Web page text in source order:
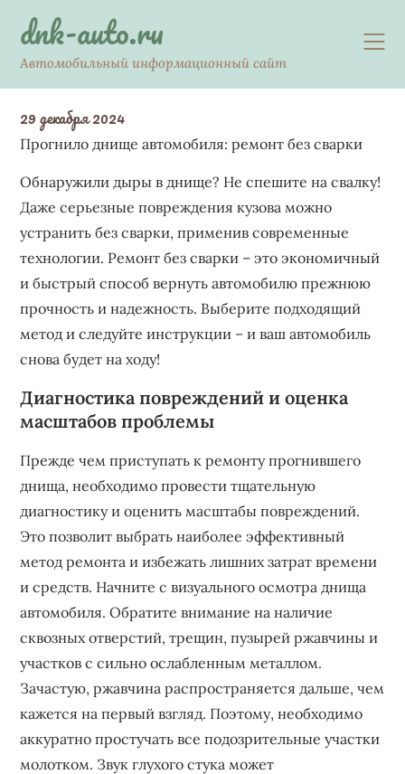
contentdnk-auto.ru
Автомобильный информационный сайт
29 декабря 2024
Прогнило днище автомобиля: ремонт без сварки
Обнаружили дыры в днище? Не спешите на свалку!
Даже серьезные повреждения кузова можно
устранить без сварки, применив современные
технологии. Ремонт без сварки – это экономичный
и быстрый способ вернуть автомобилю прежнюю
прочность и надежность. Выберите подходящий
метод и следуйте инструкции – и ваш автомобиль
снова будет на ходу!
Диагностика повреждений и оценка
масштабов проблемы
Прежде чем приступать к ремонту прогнившего
днища, необходимо провести тщательную
диагностику и оценить масштабы повреждений.
Это позволит выбрать наиболее эффективный
метод ремонта и избежать лишних затрат времени
и средств. Начните с визуального осмотра днища
автомобиля. Обратите внимание на наличие
сквозных отверстий, трещин, пузырей ржавчины и
участков с сильно ослабленным металлом.
Зачастую, ржавчина распространяется дальше, чем
кажется на первый взгляд. Поэтому, необходимо
аккуратно простучать все подозрительные участки
молотком. Звук глухого стука может